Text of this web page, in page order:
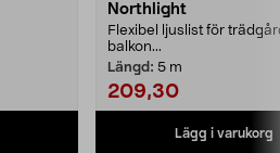
Northlight
Flexibel ljuslist för
balkon...
Längd: 5 m
209,30
Lägg i varukorg